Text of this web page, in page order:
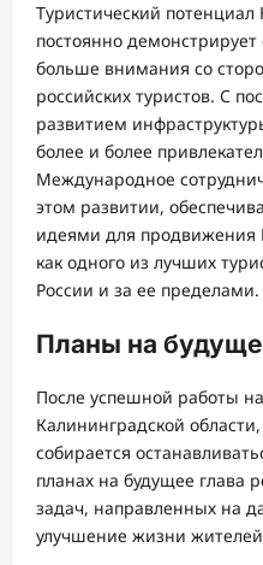
Туристический
постоянно демонстрирует
больше внимания со
российских туристов. С
развитием
более и более
Международное
этом развитии,
идеями для продвижения
как одного из лучших
России и за ее пределами.
Планы на
После успешной работы
Калининградской
собирается
планах на будущее глава
задач, направленных на
улучшение жизни жителей